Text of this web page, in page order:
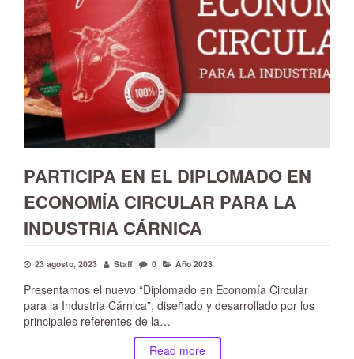
PARTICIPA EN EL DIPLOMADO EN
ECONOMÍA CIRCULAR PARA LA
INDUSTRIA CÁRNICA
23 agosto, 2023 Staff 0 Año 2023
Presentamos el nuevo “Diplomado en Economía Circular
para la Industria Cárnica”, diseñado y desarrollado por los
principales referentes de la…
Read more